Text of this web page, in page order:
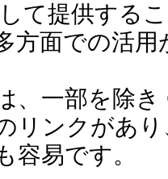
て提供する
方面での活
、一部を除
リンクがあ
容易です。